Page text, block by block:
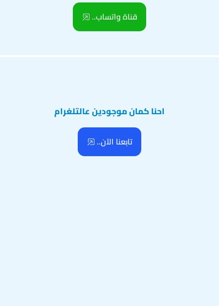
قناة واتساب..
احنا كمان موجودين عالتلغرام
تابعنا الآن..